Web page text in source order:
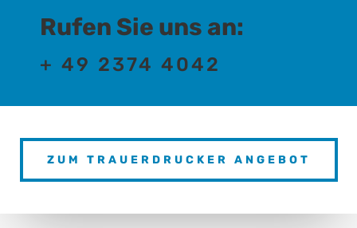
Rufen Sie uns an:
+ 49 2374 4042
ZUM TRAUERDRUCKER ANGEBOT